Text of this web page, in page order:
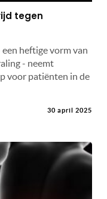
tegen
heftige vorm van
- neemt
voor patiënten in de
30 april 2025